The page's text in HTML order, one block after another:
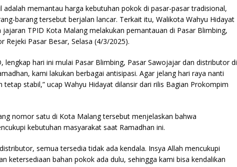
adalah memantau harga kebutuhan pokok di pasar-pasar tradisional,
barang tersebut berjalan lancar. Terkait itu, Walikota Wahyu Hidayat
TPID Kota Malang melakukan pemantauan di Pasar Blimbing,
Rejeki Pasar Besar, Selasa (4/3/2025).
lengkap hari ini mulai Pasar Blimbing, Pasar Sawojajar dan distributor di
kami lakukan berbagai antisipasi. Agar jelang hari raya nanti
tetap stabil,” ucap Wahyu Hidayat dilansir dari rilis Bagian Prokompim
nomor satu di Kota Malang tersebut menjelaskan bahwa
kebutuhan masyarakat saat Ramadhan ini.
semua tersedia tidak ada kendala. Insya Allah mencukupi
ketersediaan bahan pokok ada dulu, sehingga kami bisa kendalikan